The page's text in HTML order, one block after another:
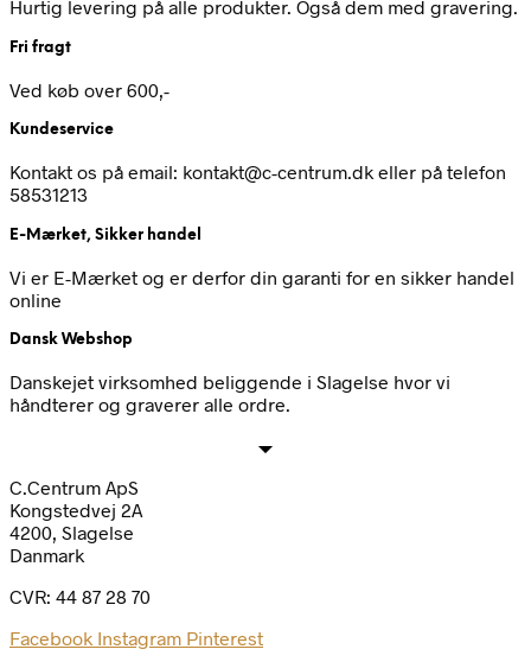
Hurtig levering på alle produkter. Også dem med gravering.
Fri fragt
Ved køb over 600,-
Kundeservice
Kontakt os på email: kontakt@c-centrum.dk eller på telefon
58531213
E-Mærket, Sikker handel
Vi er E-Mærket og er derfor din garanti for en sikker handel
online
Dansk Webshop
Danskejet virksomhed beliggende i Slagelse hvor vi
håndterer og graverer alle ordre.
C.Centrum ApS
Kongstedvej 2A
4200, Slagelse
Danmark
CVR: 44 87 28 70
Facebook Instagram Pinterest